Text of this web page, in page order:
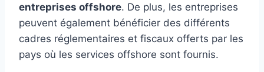
entreprises offshore. De plus, les entreprises
peuvent également bénéficier des différents
cadres réglementaires et fiscaux offerts par les
pays où les services offshore sont fournis.